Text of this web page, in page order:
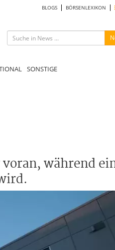
BLOGS BÖRSENLEXIKON
SONSTIGE
während